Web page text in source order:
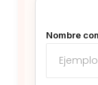
Nombre